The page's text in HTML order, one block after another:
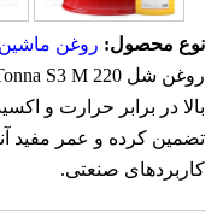
نوع محصول: روغن ماشین
بالا در برابر حرارت و
تضمین کرده و عمر مفید
کاربردهای صنعتی.